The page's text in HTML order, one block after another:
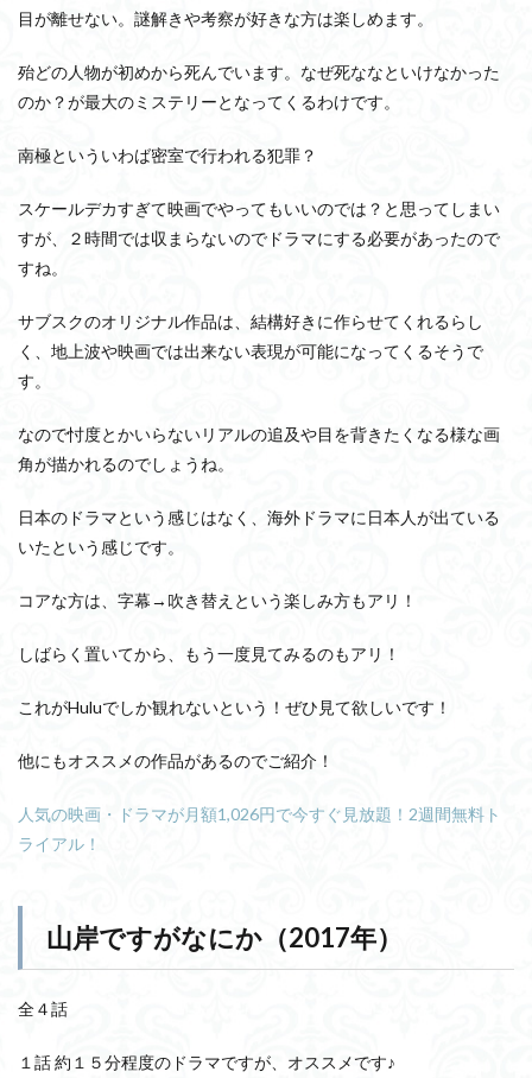
目が離せない。謎解きや考察が好きな方は楽しめます。
殆どの人物が初めから死んでいます。なぜ死ななといけなかった
のか？が最大のミステリーとなってくるわけです。
南極といういわば密室で行われる犯罪？
スケールデカすぎて映画でやってもいいのでは？と思ってしまい
すが、２時間では収まらないのでドラマにする必要があったので
すね。
サブスクのオリジナル作品は、結構好きに作らせてくれるらし
く、地上波や映画では出来ない表現が可能になってくるそうで
す。
なので忖度とかいらないリアルの追及や目を背きたくなる様な画
角が描かれるのでしょうね。
日本のドラマという感じはなく、海外ドラマに日本人が出ている
いたという感じです。
コアな方は、字幕→吹き替えという楽しみ方もアリ！
しばらく置いてから、もう一度見てみるのもアリ！
これがHuluでしか観れないという！ぜひ見て欲しいです！
他にもオススメの作品があるのでご紹介！
人気の映画・ドラマが月額1,026円で今すぐ見放題！2週間無料ト
ライアル！
山岸ですがなにか（2017年）
全４話
１話 約１５分程度のドラマですが、オススメです♪